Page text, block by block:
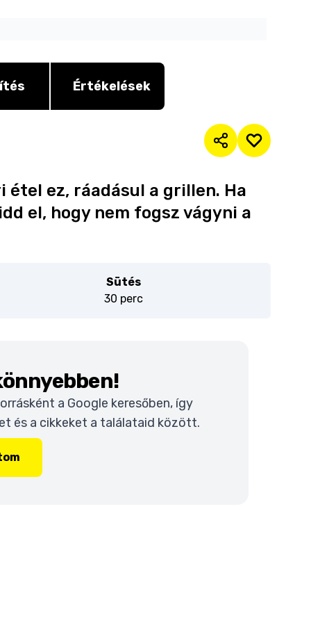
Értékelések
ez, ráadásul a grillen. Ha
el, hogy nem fogsz vágyni a
Sütés
30 perc
a Google keresőben, így
és a cikkeket a találataid között.